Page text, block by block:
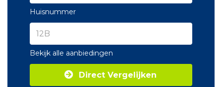
Huisnummer
Bekijk alle aanbiedingen
Direct Vergelijken